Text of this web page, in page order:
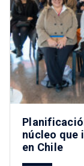
núcleo que
en Chile